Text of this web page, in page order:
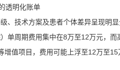
透明化账单
、技术方案及患者个体差异呈现明
单周期费用集中在8万至12万元，而
增值项目，费用可能上浮至12万至